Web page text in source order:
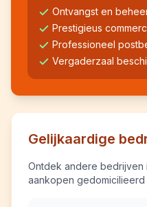
Ontvangst en
Prestigieus
Professioneel
Vergaderzaal
Gelijkaardige
Ontdek andere
aankopen